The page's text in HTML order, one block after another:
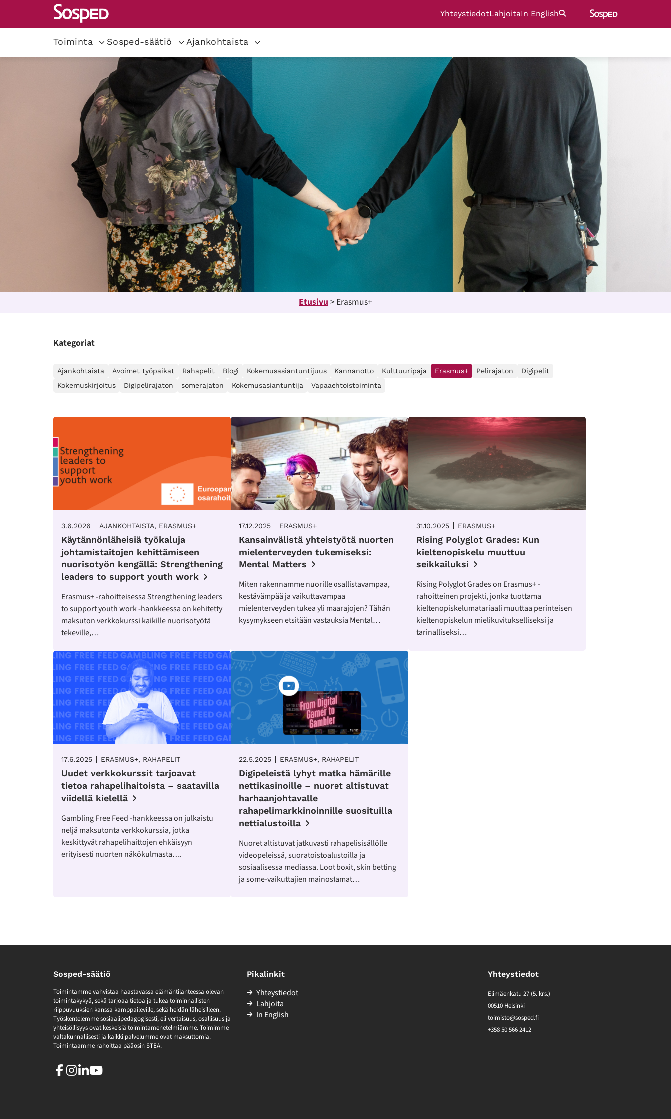
YhteystiedotLahjoitaIn English
Toiminta Sosped-säätiö Ajankohtaista
Etusivu> Erasmus+
Kategoriat
Ajankohtaista Avoimet työpaikat Rahapelit Blogi Kokemusasiantuntijuus Kannanotto Kulttuuripaja Erasmus+ Pelirajaton
Digipelit
Kokemuskirjoitus
Digipelirajaton somerajaton Kokemusasiantuntija Vapaaehtoistoiminta
3.6.2026 AJANKOHTAISTA, ERASMUS+
Käytännönläheisiä työkaluja
johtamistaitojen kehittämiseen
nuorisotyön kengällä: Strengthening
leaders to support youth work
Erasmus+ -rahoitteisessa Strengthening leaders
to support youth work -hankkeessa on kehitetty
maksuton verkkokurssi kaikille nuorisotyötä
tekeville,…
17.12.2025 ERASMUS+
Kansainvälistä yhteistyötä nuorten
mielenterveyden tukemiseksi:
Mental Matters
Miten rakennamme nuorille osallistavampaa,
kestävämpää ja vaikuttavampaa
mielenterveyden tukea yli maarajojen? Tähän
kysymykseen etsitään vastauksia Mental…
31.10.2025 ERASMUS+
Rising Polyglot Grades: Kun
kieltenopiskelu muuttuu
seikkailuksi
Rising Polyglot Grades on Erasmus+ -
rahoitteinen projekti, jonka tuottama
kieltenopiskelumatariaali muuttaa perinteisen
kieltenopiskelun mielikuvitukselliseksi ja
tarinalliseksi…
17.6.2025 ERASMUS+, RAHAPELIT
Uudet verkkokurssit tarjoavat
tietoa rahapelihaitoista – saatavilla
viidellä kielellä
Gambling Free Feed -hankkeessa on julkaistu
neljä maksutonta verkkokurssia, jotka
keskittyvät rahapelihaittojen ehkäisyyn
erityisesti nuorten näkökulmasta….
22.5.2025 ERASMUS+, RAHAPELIT
Digipeleistä lyhyt matka hämärille
nettikasinoille – nuoret altistuvat
harhaanjohtavalle
rahapelimarkkinoinnille suosituilla
nettialustoilla
Nuoret altistuvat jatkuvasti rahapelisisällölle
videopeleissä, suoratoistoalustoilla ja
sosiaalisessa mediassa. Loot boxit, skin betting
ja some-vaikuttajien mainostamat…
Sosped-säätiö
Toimintamme vahvistaa haastavassa elämäntilanteessa olevan
toimintakykyä, sekä tarjoaa tietoa ja tukea toiminnallisten
riippuvuuksien kanssa kamppaileville, sekä heidän läheisilleen.
Työskentelemme sosiaalipedagogisesti, eli vertaisuus, osallisuus ja
yhteisöllisyys ovat keskeisiä toimintamenetelmiämme. Toimimme
valtakunnallisesti ja kaikki palvelumme ovat maksuttomia.
Toimintaamme rahoittaa pääosin STEA.
Facebook
Instagram
LinkedInYoutube
Pikalinkit
Yhteystiedot
Lahjoita
In English
Yhteystiedot
Elimäenkatu 27 (5. krs.)
00510 Helsinki
toimisto@sosped.fi
+358 50 566 2412